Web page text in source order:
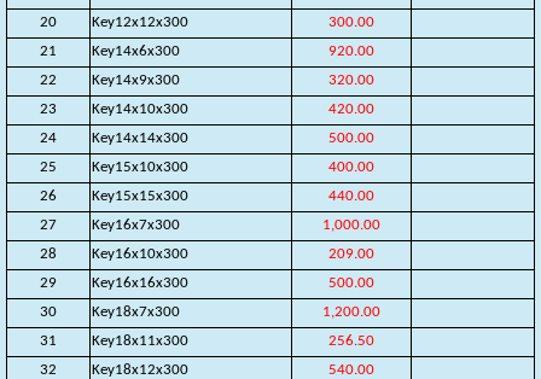
20
Key12x12x300
300.00
21
Key14x6x300
920.00
22
Key14x9x300
320.00
23
Key14x10x300
420.00
24
Key14x14x300
500.00
25
Key15x10x300
400.00
26
Key15x15x300
440.00
27
Key16x7x300
1,000.00
28
Key16x10x300
209.00
29
Key16x16x300
500.00
30
Key18x7x300
1,200.00
31
Key18x11x300
256.50
32
Key18x12x300
540.00